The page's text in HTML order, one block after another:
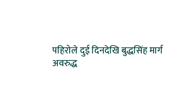
पहिरोले दुई दिनदेखि बुद्धसिंह मार्ग
अवरुद्ध